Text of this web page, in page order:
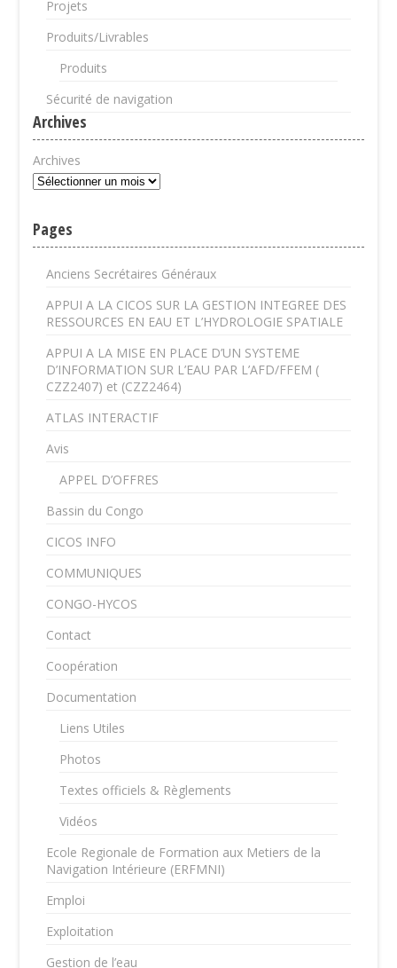
Projets
Produits/Livrables
Produits
Sécurité de navigation
Archives
Archives
Pages
Anciens Secrétaires Généraux
APPUI A LA CICOS SUR LA GESTION INTEGREE DES
RESSOURCES EN EAU ET L’HYDROLOGIE SPATIALE
APPUI A LA MISE EN PLACE D’UN SYSTEME
D’INFORMATION SUR L’EAU PAR L’AFD/FFEM (
CZZ2407) et (CZZ2464)
ATLAS INTERACTIF
Avis
APPEL D’OFFRES
Bassin du Congo
CICOS INFO
COMMUNIQUES
CONGO-HYCOS
Contact
Coopération
Documentation
Liens Utiles
Photos
Textes officiels & Règlements
Vidéos
Ecole Regionale de Formation aux Metiers de la
Navigation Intérieure (ERFMNI)
Emploi
Exploitation
Gestion de l’eau